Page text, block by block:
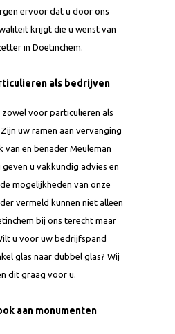
ervoor dat u door ons
krijgt die u wenst van
in Doetinchem.
als bedrijven
voor particulieren als
uw ramen aan vervanging
van en benader Meuleman
u vakkundig advies en
mogelijkheden van onze
vermeld kunnen niet alleen
bij ons terecht maar
u voor uw bedrijfspand
glas naar dubbel glas? Wij
dit graag voor u.
aan monumenten